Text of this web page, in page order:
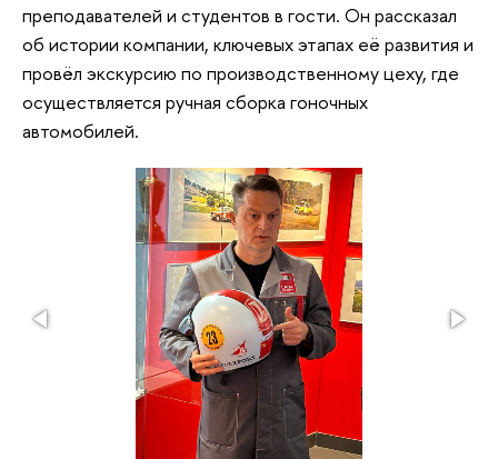
преподавателей и студентов в гости. Он рассказал
об истории компании, ключевых этапах её развития и
провёл экскурсию по производственному цеху, где
осуществляется ручная сборка гоночных
автомобилей.